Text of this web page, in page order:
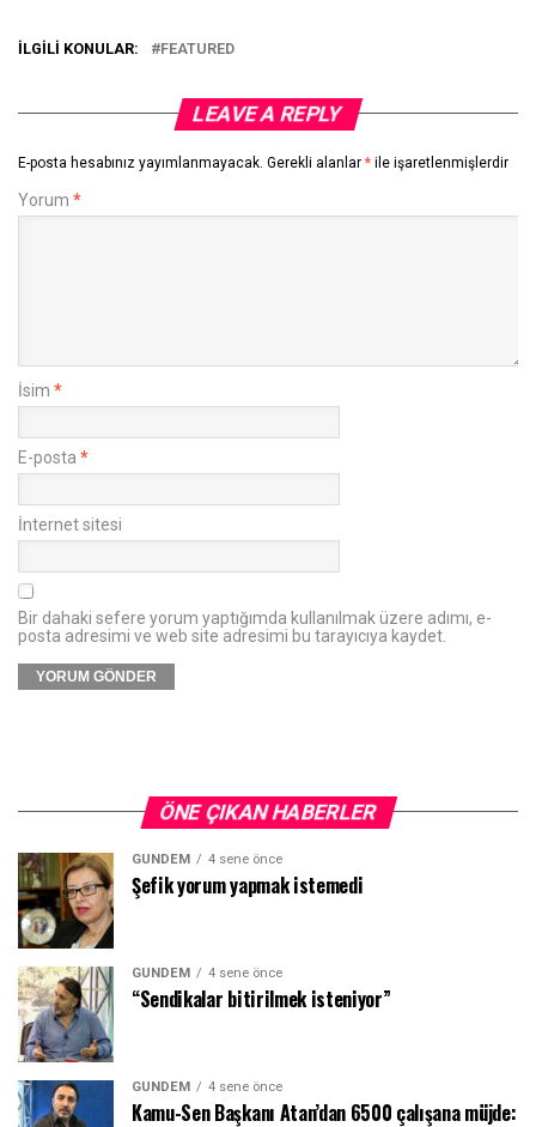
İLGILI KONULAR: FEATURED
LEAVE A REPLY
E-posta hesabınız yayımlanmayacak. Gerekli alanlar * ile işaretlenmişlerdir
Yorum *
İsim *
E-posta *
İnternet sitesi
Bir dahaki sefere yorum yaptığımda kullanılmak üzere adımı, e-
posta adresimi ve web site adresimi bu tarayıcıya kaydet.
ÖNE ÇIKAN HABERLER
GÜNDEM 4 sene önce
Şefik yorum yapmak istemedi
GÜNDEM 4 sene önce
“Sendikalar bitirilmek isteniyor”
GÜNDEM 4 sene önce
Kamu-Sen Başkanı Atan’dan 6500 çalışana müjde: